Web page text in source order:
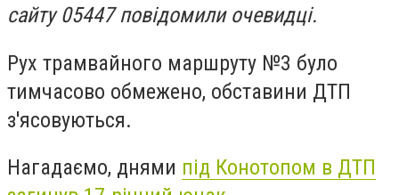
сайту 05447 повідомили очевидці.
Рух трамвайного маршруту №3 було
тимчасово обмежено, обставини ДТП
з'ясовуються.
Нагадаємо, днями під Конотопом в ДТП